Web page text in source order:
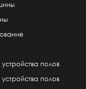
полов
полов